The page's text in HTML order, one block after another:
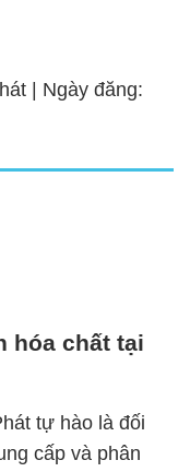
| Ngày đăng:
hóa chất tại
tự hào là đối
cấp và phân